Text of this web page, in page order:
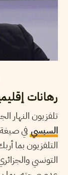
رهانات
تلفزيون النهار
السبسي في صيغة
التلفزيون بما
التونسي